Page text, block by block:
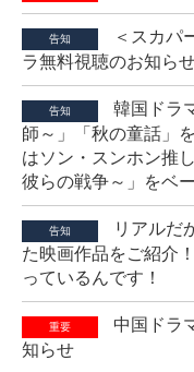
告知
＜スカパ
ラ無料視聴のお知ら
告知
韓国ドラ
師～」「秋の童話」
はソン・スンホン推
彼らの戦争～」をベ
告知
リアルだ
た映画作品をご紹介
っているんです！
重要
中国ドラ
知らせ